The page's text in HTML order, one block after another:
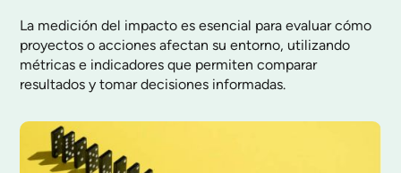
Contraste brillante
brightness_low Contraste Oscuro
format_underlined Subrayar enlaces
La medición del impacto es esencial para evaluar cómo
proyectos o acciones afectan su entorno, utilizando
métricas e indicadores que permiten comparar
resultados y tomar decisiones informadas.